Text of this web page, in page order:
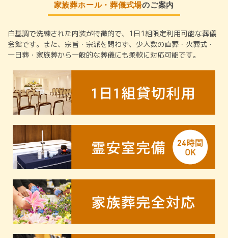
家族葬ホール・葬儀式場のご案内
白基調で洗練された内装が特徴的で、1日1組限定利用可能な葬儀
会館です。また、宗旨・宗派を問わず、少人数の直葬・火葬式・
一日葬・家族葬から一般的な葬儀にも柔軟に対応可能です。